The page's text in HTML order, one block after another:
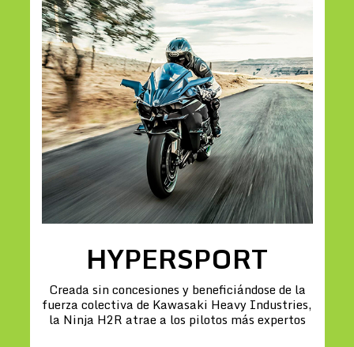
HYPERSPORT
Creada sin concesiones y beneficiándose de la
fuerza colectiva de Kawasaki Heavy Industries,
la Ninja H2R atrae a los pilotos más expertos